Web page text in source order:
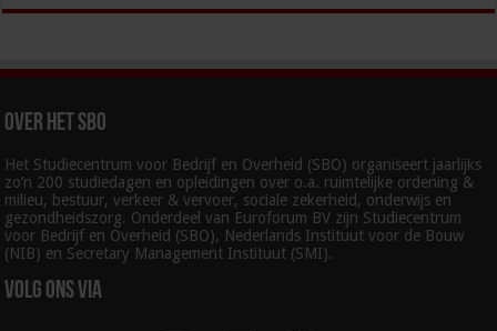
Over het SBO
Het Studiecentrum voor Bedrijf en Overheid (SBO) organiseert jaarlijks
zo’n 200 studiedagen en opleidingen over o.a. ruimtelijke ordening &
milieu, bestuur, verkeer & vervoer, sociale zekerheid, onderwijs en
gezondheidszorg. Onderdeel van Euroforum BV zijn Studiecentrum
voor Bedrijf en Overheid (SBO), Nederlands Instituut voor de Bouw
(NIB) en Secretary Management Instituut (SMI).
Volg ons via